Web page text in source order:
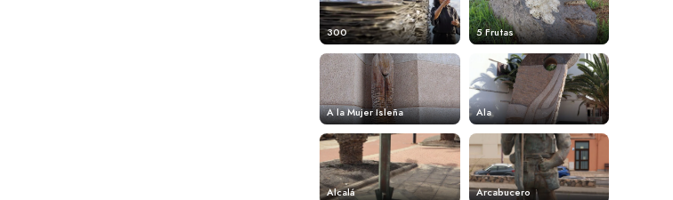
300 5 Frutas
A la Mujer Isleña Ala
Alcalá Arcabucero